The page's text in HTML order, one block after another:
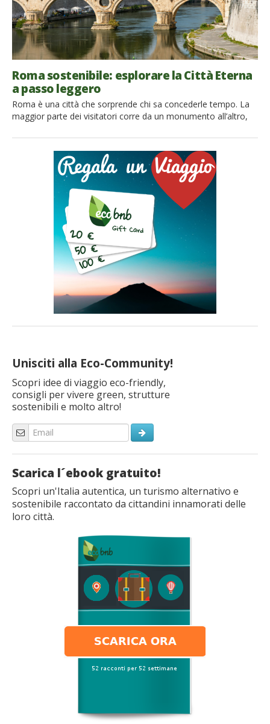
Unisciti alla Eco-Community!
Scopri idee di viaggio eco-friendly,
consigli per vivere green, strutture
sostenibili e molto altro!
Scarica l´ebook gratuito!
Scopri un'Italia autentica, un turismo alternativo e
sostenibile raccontato da cittandini innamorati delle
loro città.
Roma sostenibile: esplorare la Città Eterna
a passo leggero
Roma è una città che sorprende chi sa concederle tempo. La
maggior parte dei visitatori corre da un monumento all’altro,
basta allontanarsi di poche strade dagli itinerari più battuti per
scoprire un’altra capitale: una Roma fatta di cortili silenziosi,
mercati storici, botteghe artigiane, giardini nascosti e […]